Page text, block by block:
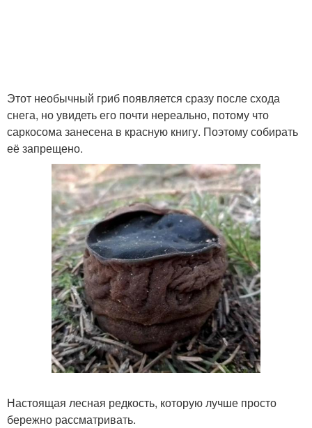
Этот необычный гриб появляется сразу после схода
снега, но увидеть его почти нереально, потому что
саркосома занесена в красную книгу. Поэтому собирать
её запрещено.
Настоящая лесная редкость, которую лучше просто
бережно рассматривать.